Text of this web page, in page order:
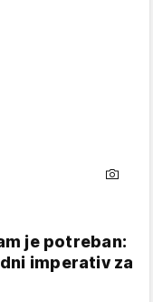
je potreban:
imperativ za